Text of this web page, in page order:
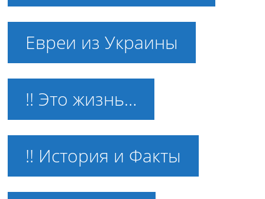
Евреи из Украины
!! Это жизнь…
!! История и Факты